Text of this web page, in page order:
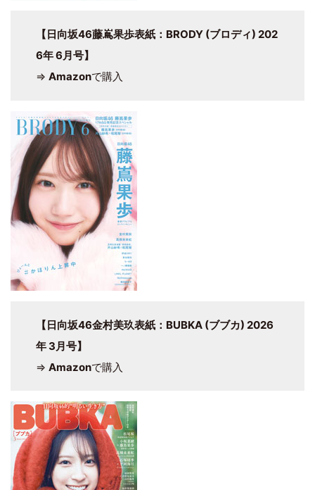
【日向坂46藤嶌果歩表紙：BRODY (ブロディ) 202
6年 6月号】
⇒ Amazonで購入
【日向坂46金村美玖表紙：BUBKA (ブブカ) 2026
年 3月号】
⇒ Amazonで購入